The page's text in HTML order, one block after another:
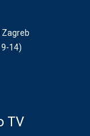
Zagreb
14)
TV